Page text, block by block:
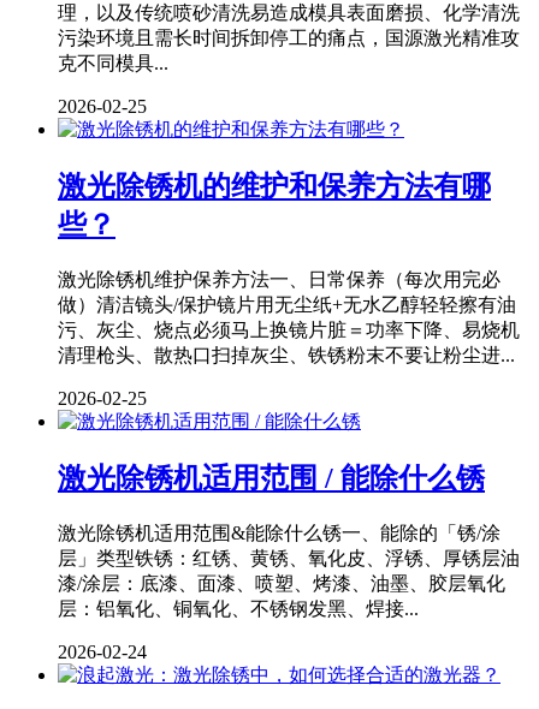
理，以及传统喷砂清洗易造成模具表面磨损、化学清洗
污染环境且需长时间拆卸停工的痛点，国源激光精准攻
克不同模具...
2026-02-25
激光除锈机的维护和保养方法有哪
些？
激光除锈机维护保养方法一、日常保养（每次用完必
做）清洁镜头/保护镜片用无尘纸+无水乙醇轻轻擦有油
污、灰尘、烧点必须马上换镜片脏＝功率下降、易烧机
清理枪头、散热口扫掉灰尘、铁锈粉末不要让粉尘进...
2026-02-25
激光除锈机适用范围 / 能除什么锈
激光除锈机适用范围&能除什么锈一、能除的「锈/涂
层」类型铁锈：红锈、黄锈、氧化皮、浮锈、厚锈层油
漆/涂层：底漆、面漆、喷塑、烤漆、油墨、胶层氧化
层：铝氧化、铜氧化、不锈钢发黑、焊接...
2026-02-24